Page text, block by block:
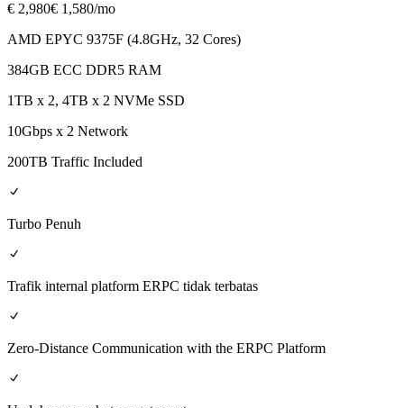
€ 2,980€ 1,580/mo
AMD EPYC 9375F (4.8GHz, 32 Cores)
384GB ECC DDR5 RAM
1TB x 2, 4TB x 2 NVMe SSD
10Gbps x 2 Network
200TB Traffic Included
Turbo Penuh
Trafik internal platform ERPC tidak terbatas
Zero-Distance Communication with the ERPC Platform